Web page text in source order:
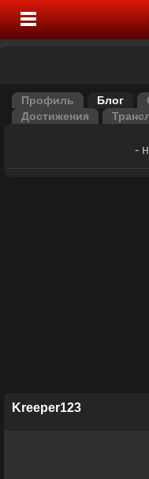
Профиль Блог
Достижения
-
Kreeper123